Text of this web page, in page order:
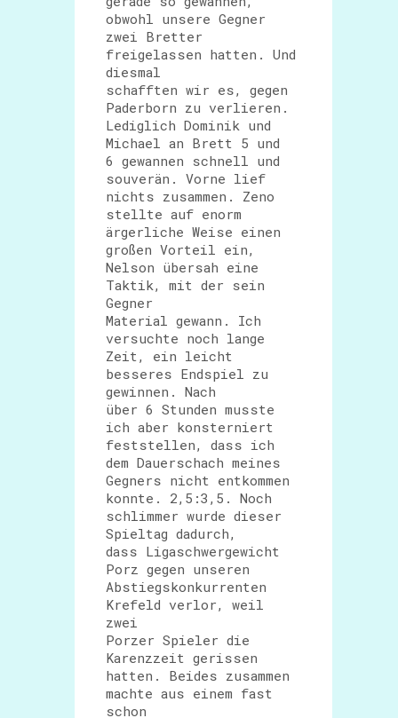
obwohl unsere Gegner
zwei Bretter
freigelassen hatten. Und
diesmal
schafften wir es, gegen
Paderborn zu verlieren.
Lediglich Dominik und
Michael an Brett 5 und
6 gewannen schnell und
souverän. Vorne lief
nichts zusammen. Zeno
stellte auf enorm
ärgerliche Weise einen
großen Vorteil ein,
Nelson übersah eine
Taktik, mit der sein
Gegner
Material gewann. Ich
versuchte noch lange
Zeit, ein leicht
besseres Endspiel zu
gewinnen. Nach
über 6 Stunden musste
ich aber konsterniert
feststellen, dass ich
dem Dauerschach meines
Gegners nicht entkommen
konnte. 2,5:3,5. Noch
schlimmer wurde dieser
Spieltag dadurch,
dass Ligaschwergewicht
Porz gegen unseren
Abstiegskonkurrenten
Krefeld verlor, weil
zwei
Porzer Spieler die
Karenzzeit gerissen
hatten. Beides zusammen
machte aus einem fast
schon